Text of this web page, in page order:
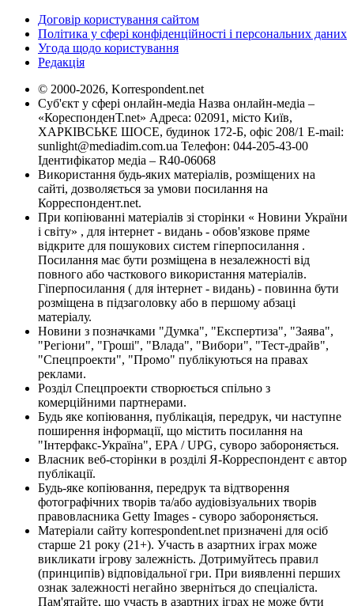
Договір користування сайтом
Політика у сфері конфіденційності і персональних даних
Угода щодо користування
Редакція
© 2000-2026, Korrespondent.net
Суб'єкт у сфері онлайн-медіа Назва онлайн-медіа –
«КореспонденТ.net» Адреса: 02091, місто Київ,
ХАРКІВСЬКЕ ШОСЕ, будинок 172-Б, офіс 208/1 E-mail:
sunlight@mediadim.com.ua Телефон: 044-205-43-00
Ідентифікатор медіа – R40-06068
Використання будь-яких матеріалів, розміщених на
сайті, дозволяється за умови посилання на
Корреспондент.net.
При копіюванні матеріалів зі сторінки « Новини України
і світу» , для інтернет - видань - обов'язкове пряме
відкрите для пошукових систем гіперпосилання .
Посилання має бути розміщена в незалежності від
повного або часткового використання матеріалів.
Гіперпосилання ( для інтернет - видань) - повинна бути
розміщена в підзаголовку або в першому абзаці
матеріалу.
Новини з позначками "Думка", "Експертиза", "Заява",
"Регіони", "Гроші", "Влада", "Вибори", "Тест-драйв",
"Спецпроекти", "Промо" публікуються на правах
реклами.
Розділ Спецпроекти створюється спільно з
комерційними партнерами.
Будь яке копіювання, публікація, передрук, чи наступне
поширення інформації, що містить посилання на
"Інтерфакс-Україна", EPA / UPG, суворо забороняється.
Власник веб-сторінки в розділі Я-Корреспондент є автор
публікації.
Будь-яке копіювання, передрук та відтворення
фотографічних творів та/або аудіовізуальних творів
правовласника Getty Images - суворо забороняється.
Матеріали сайту korrespondent.net призначені для осіб
старше 21 року (21+). Участь в азартних іграх може
викликати ігрову залежність. Дотримуйтесь правил
(принципів) відповідальної гри. При виявленні перших
ознак залежності негайно зверніться до спеціаліста.
Пам'ятайте, що участь в азартних іграх не може бути